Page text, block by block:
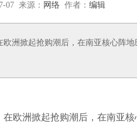
07 来源： 网络作者： 编辑
洲掀起抢购潮后，在南亚核心阵地
欧洲掀起抢购潮后，在南亚核